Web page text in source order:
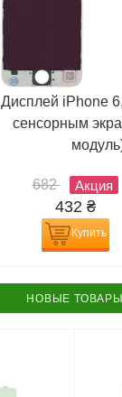
Дисплей iPhone
сенсорным
682 Акция
432 ₴
Купить
НОВЫЕ ТОВАРЫ